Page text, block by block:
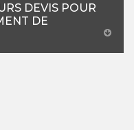
DEVIS POUR
DE